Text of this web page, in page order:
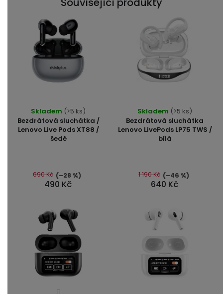
Bezdrátová sluchátka /
Lenovo Live Pods XT88 /
šedé
hodnocení
produktu
je
5
hvězdiček.
Skladem (>5 ks)
490 Kč
690 Kč (–28 %)
Bezdrátová sluchátka
Lenovo LivePods LP75 TWS /
bílá
hodnocení
produktu
je
5
hvězdiček.
Skladem (>5 ks)
640 Kč
1 190 Kč (–46 %)
Průměrné